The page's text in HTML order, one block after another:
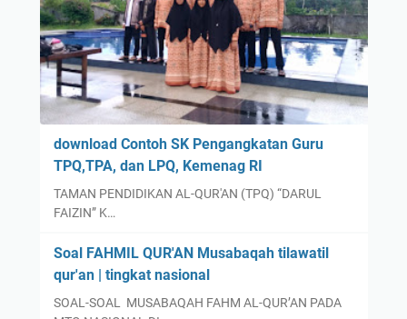
download Contoh SK Pengangkatan Guru
TPQ,TPA, dan LPQ, Kemenag RI
TAMAN PENDIDIKAN AL-QUR'AN (TPQ) “DARUL
FAIZIN” K…
Soal FAHMIL QUR'AN Musabaqah tilawatil
qur'an | tingkat nasional
SOAL-SOAL MUSABAQAH FAHM AL-QUR’AN PADA